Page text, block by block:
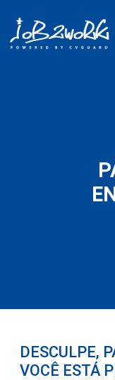
DESCULPE,
VOCÊ ESTÁ